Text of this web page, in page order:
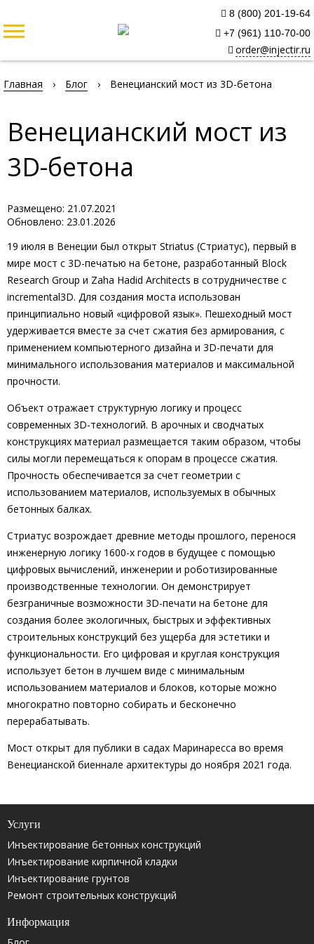
8 (800) 201-19-64
+7 (961) 110-70-00
order@injectir.ru
Главная › Блог › Венецианский мост из 3D-бетона
Венецианский мост из
3D-бетона
Размещено: 21.07.2021
Обновлено: 23.01.2026
19 июля в Венеции был открыт Striatus (Стриатус), первый в
мире мост с 3D-печатью на бетоне, разработанный Block
Research Group и Zaha Hadid Architects в сотрудничестве с
incremental3D. Для создания моста использован
принципиально новый «цифровой язык». Пешеходный мост
удерживается вместе за счет сжатия без армирования, с
применением компьютерного дизайна и 3D-печати для
минимального использования материалов и максимальной
прочности.
Объект отражает структурную логику и процесс
современных 3D-технологий. В арочных и сводчатых
конструкциях материал размещается таким образом, чтобы
силы могли перемещаться к опорам в процессе сжатия.
Прочность обеспечивается за счет геометрии с
использованием материалов, используемых в обычных
бетонных балках.
Стриатус возрождает древние методы прошлого, перенося
инженерную логику 1600-х годов в будущее с помощью
цифровых вычислений, инженерии и роботизированные
производственные технологии. Он демонстрирует
безграничные возможности 3D-печати на бетоне для
создания более экологичных, быстрых и эффективных
строительных конструкций без ущерба для эстетики и
функциональности. Его цифровая и круглая конструкция
использует бетон в лучшем виде с минимальным
использованием материалов и блоков, которые можно
многократно повторно собирать и бесконечно
перерабатывать.
Мост открыт для публики в садах Маринаресса во время
Венецианской биеннале архитектуры до ноября 2021 года.
Услуги
Инъектирование бетонных конструкций
Инъектирование кирпичной кладки
Инъектирование грунтов
Ремонт строительных конструкций
Информация